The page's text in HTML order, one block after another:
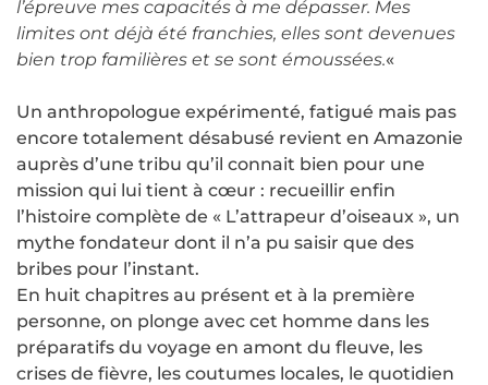
l’épreuve mes capacités à me dépasser. Mes
limites ont déjà été franchies, elles sont devenues
bien trop familières et se sont émoussées.«
Un anthropologue expérimenté, fatigué mais pas
encore totalement désabusé revient en Amazonie
auprès d’une tribu qu’il connait bien pour une
mission qui lui tient à cœur : recueillir enfin
l’histoire complète de « L’attrapeur d’oiseaux », un
mythe fondateur dont il n’a pu saisir que des
bribes pour l’instant.
En huit chapitres au présent et à la première
personne, on plonge avec cet homme dans les
préparatifs du voyage en amont du fleuve, les
crises de fièvre, les coutumes locales, le quotidien